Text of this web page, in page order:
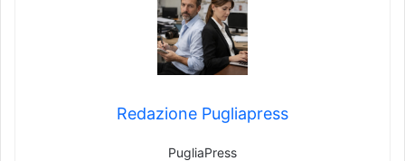
Redazione Pugliapress
PugliaPress